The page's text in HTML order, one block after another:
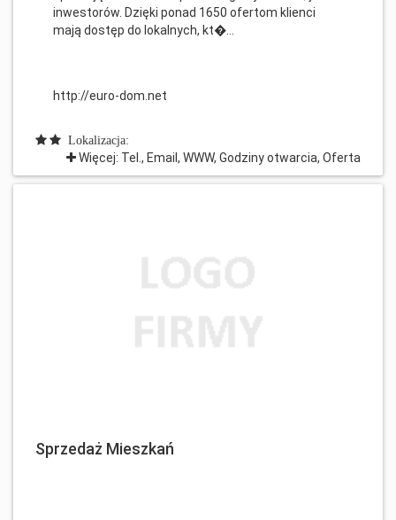
inwestorów. Dzięki ponad 1650 ofertom klienci
mają dostęp do lokalnych, kt�...
http://euro-dom.net
Lokalizacja:
Więcej: Tel., Email, WWW, Godziny otwarcia, Oferta
Sprzedaż Mieszkań